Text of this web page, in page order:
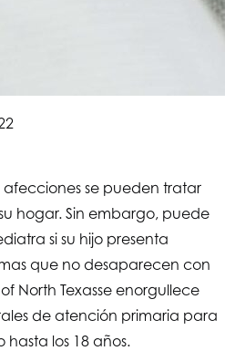
se pueden tratar
hogar. Sin embargo, puede
si su hijo presenta
que no desaparecen con
North Texasse enorgullece
de atención primaria para
hasta los 18 años.